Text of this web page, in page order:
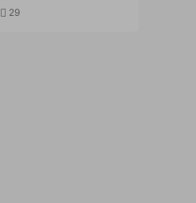
套×风控策略×抖音小红书
29